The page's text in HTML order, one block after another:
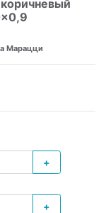
Марацци
+
+